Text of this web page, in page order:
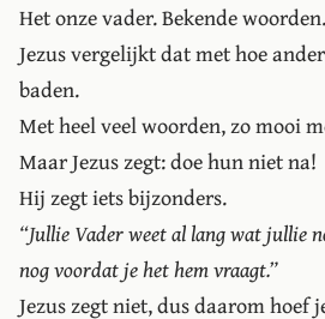
Het onze vader. Bekende woorden.
Jezus vergelijkt dat met hoe
baden.
Met heel veel woorden, zo mooi
Maar Jezus zegt: doe hun niet na!
Hij zegt iets bijzonders.
“Jullie Vader weet al lang wat jullie
nog voordat je het hem vraagt.”
Jezus zegt niet, dus daarom hoef